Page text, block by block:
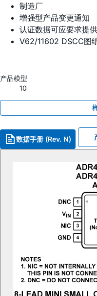
制造厂
增强型产品变更通知
认证数据可应要求提供
V62/11602 DSCC图
产品模型
10
数据手册 (Rev. N)